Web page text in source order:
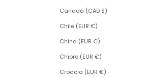
Canadá (CAD $)
Chile (EUR €)
China (EUR €)
Chipre (EUR €)
Croacia (EUR €)